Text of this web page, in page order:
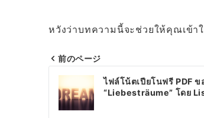
หวังว่าบทความนี้จะช่วยให้คุณเข้า
แนะแนว
เรื่อง
前のページ
ไฟล์โน้ตเปียโนฟรี PDF ข
“Liebesträume” โดย